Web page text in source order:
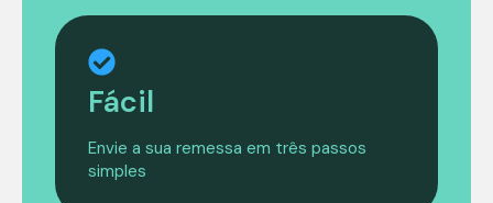
Fácil
Envie a sua remessa em três passos
simples